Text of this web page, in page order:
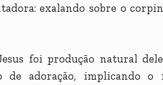
exalando sobre o
foi produção natural
adoração, implicando o